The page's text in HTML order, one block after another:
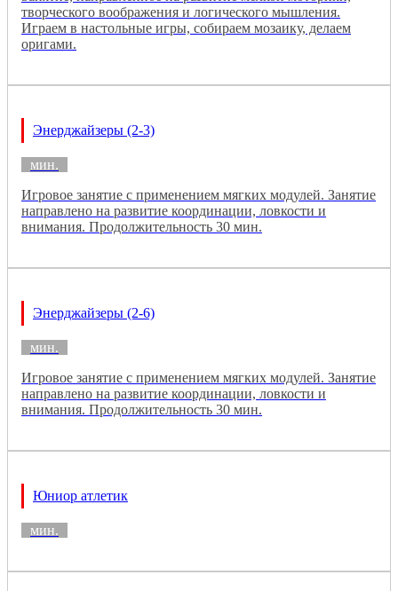
творческого воображения и логического мышления.
Играем в настольные игры, собираем мозаику, делаем
оригами.
Энерджайзеры (2-3)
мин.
Игровое занятие с применением мягких модулей. Занятие
направлено на развитие координации, ловкости и
внимания. Продолжительность 30 мин.
Энерджайзеры (2-6)
мин.
Игровое занятие с применением мягких модулей. Занятие
направлено на развитие координации, ловкости и
внимания. Продолжительность 30 мин.
Юниор атлетик
мин.